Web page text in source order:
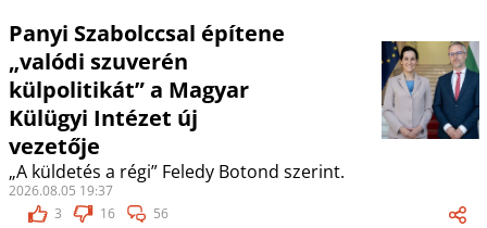
Panyi Szabolccsal építene
„valódi szuverén
külpolitikát” a Magyar
Külügyi Intézet új
vezetője
„A küldetés a régi” Feledy Botond szerint.
2026.08.05 19:37
3
16 56